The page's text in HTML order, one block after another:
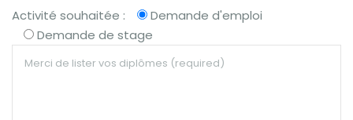
Activité souhaitée :
Demande d'emploi
Demande de stage